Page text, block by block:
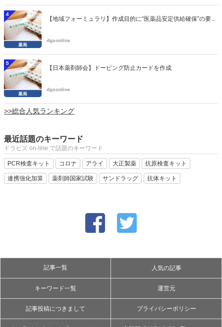
4
【地域フォーミュラリ】作成目的に“医薬品安定供給確保”の要...
dgsonline
5
【日本薬剤師会】ドーピング防止カードを作成
dgsonline
>>総合人気ランキング
最近話題のキーワード
ドラビズ on-line で話題のキーワード
PCR検査キット コロナ アライ 大正製薬 抗原検査キット
連携強化加算 薬剤師国家試験 サンドラッグ 抗体キット
記事一覧 人気の記事
キーワード一覧 運営元
記事投稿につきまして プライバシーポリシー